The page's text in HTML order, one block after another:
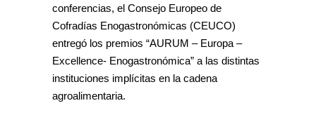
conferencias, el Consejo Europeo de
Cofradías Enogastronómicas (CEUCO)
entregó los premios “AURUM – Europa –
Excellence- Enogastronómica” a las distintas
instituciones implícitas en la cadena
agroalimentaria.